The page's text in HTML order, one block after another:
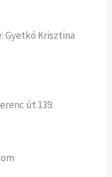
Gyetkó Krisztina
út 139.